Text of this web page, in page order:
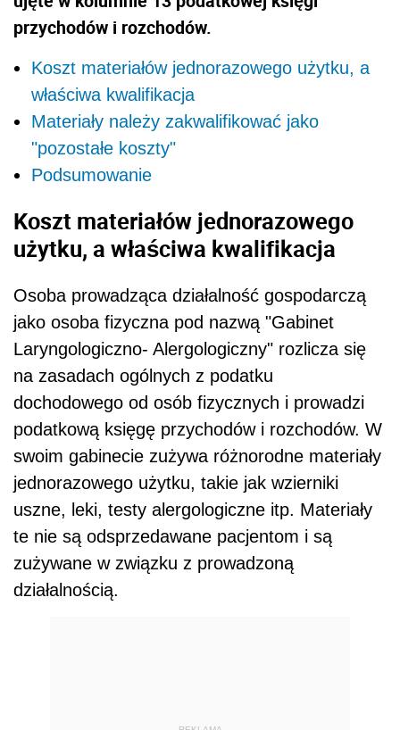
przychodów i rozchodów.
Koszt materiałów jednorazowego użytku, a
właściwa kwalifikacja
Materiały należy zakwalifikować jako
"pozostałe koszty"
Podsumowanie
Koszt materiałów jednorazowego
użytku, a właściwa kwalifikacja
Osoba prowadząca działalność gospodarczą
jako osoba fizyczna pod nazwą "Gabinet
Laryngologiczno- Alergologiczny" rozlicza się
na zasadach ogólnych z podatku
dochodowego od osób fizycznych i prowadzi
podatkową księgę przychodów i rozchodów. W
swoim gabinecie zużywa różnorodne materiały
jednorazowego użytku, takie jak wzierniki
uszne, leki, testy alergologiczne itp. Materiały
te nie są odsprzedawane pacjentom i są
zużywane w związku z prowadzoną
działalnością.